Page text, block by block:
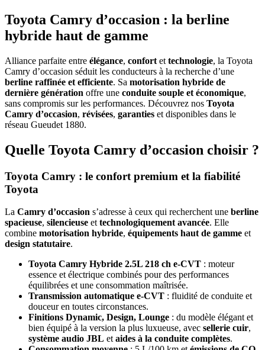
Toyota Camry d’occasion : la berline
hybride haut de gamme
Alliance parfaite entre élégance, confort et technologie, la Toyota
Camry d’occasion séduit les conducteurs à la recherche d’une
berline raffinée et efficiente. Sa motorisation hybride de
dernière génération offre une conduite souple et économique,
sans compromis sur les performances. Découvrez nos Toyota
Camry d’occasion, révisées, garanties et disponibles dans le
réseau Gueudet 1880.
Quelle Toyota Camry d’occasion choisir ?
Toyota Camry : le confort premium et la fiabilité
Toyota
La Camry d’occasion s’adresse à ceux qui recherchent une berline
spacieuse, silencieuse et technologiquement avancée. Elle
combine motorisation hybride, équipements haut de gamme et
design statutaire.
Toyota Camry Hybride 2.5L 218 ch e-CVT : moteur
essence et électrique combinés pour des performances
équilibrées et une consommation maîtrisée.
Transmission automatique e-CVT : fluidité de conduite et
douceur en toutes circonstances.
Finitions Dynamic, Design, Lounge : du modèle élégant et
bien équipé à la version la plus luxueuse, avec sellerie cuir,
système audio JBL et aides à la conduite complètes.